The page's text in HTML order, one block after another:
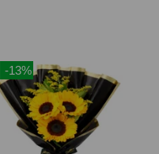
-13%